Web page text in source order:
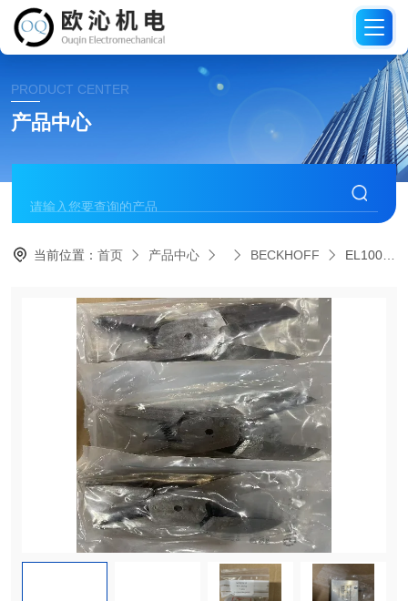
PRODUCT CENTER
产品中心
当前位置：首页 产品中心 BECKHOFF EL1002德国BECKHOFF倍福2通道数字输入模块